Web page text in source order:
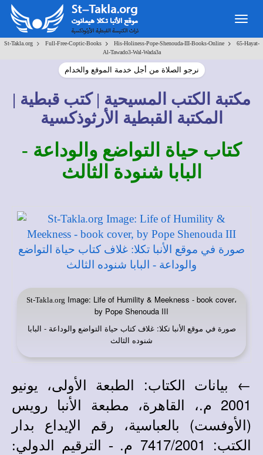
St-Takla.org> Full-Free-Coptic-Books> His-Holiness-Pope-Shenouda-III-Books-Online>
65-Hayat-
Al-Tawado3-Wal-Wada3a
نرجو الصلاة من أجل خدمة الموقع والخدام
مكتبة الكتب المسيحية | كتب قبطية |
المكتبة القبطية الأرثوذكسية
كتاب حياة التواضع والوداعة -
البابا شنودة الثالث
St-Takla.org Image: Life of Humility & Meekness - book cover،
by Pope Shenouda III
صورة في موقع الأنبا تكلا: غلاف كتاب حياة التواضع والوداعة - البابا
شنوده الثالث
← بيانات الكتاب: الطبعة الأولى، يونيو
2001 م.، القاهرة، مطبعة الأنبا رويس
(الأوفست) بالعباسية، رقم الإيداع بدار
الكتب: 7417/2001 م.
- الترقيم الدولي: